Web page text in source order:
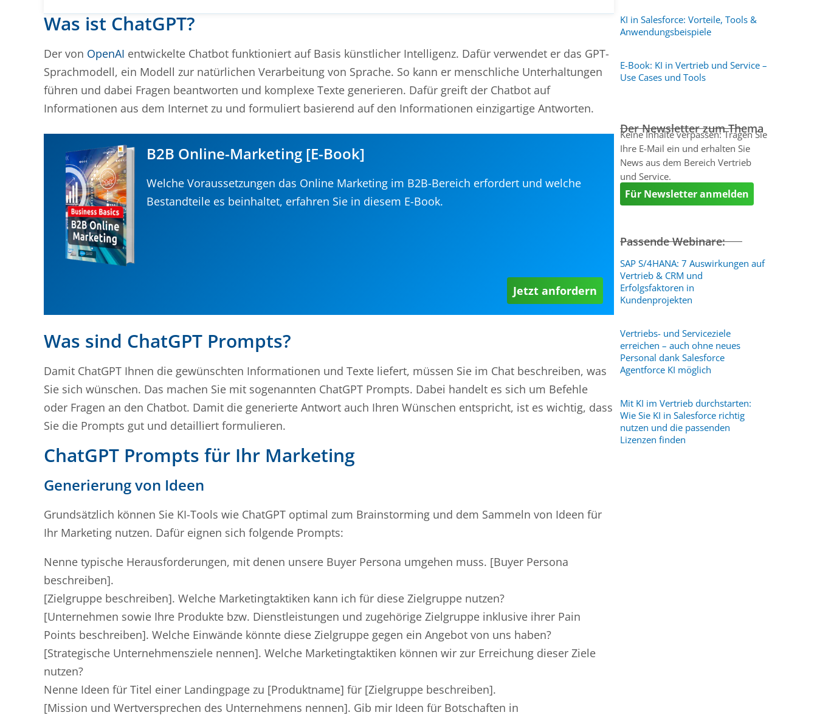
Was ist ChatGPT?
Der von OpenAI entwickelte Chatbot funktioniert auf Basis künstlicher Intelligenz. Dafür verwendet er das GPT-
Sprachmodell, ein Modell zur natürlichen Verarbeitung von Sprache. So kann er menschliche Unterhaltungen
führen und dabei Fragen beantworten und komplexe Texte generieren. Dafür greift der Chatbot auf
Informationen aus dem Internet zu und formuliert basierend auf den Informationen einzigartige Antworten.
B2B Online-Marketing [E-Book]
Welche Voraussetzungen das Online Marketing im B2B-Bereich erfordert und welche
Bestandteile es beinhaltet, erfahren Sie in diesem E-Book.
Jetzt anfordern
Was sind ChatGPT Prompts?
Damit ChatGPT Ihnen die gewünschten Informationen und Texte liefert, müssen Sie im Chat beschreiben, was
Sie sich wünschen. Das machen Sie mit sogenannten ChatGPT Prompts. Dabei handelt es sich um Befehle
oder Fragen an den Chatbot. Damit die generierte Antwort auch Ihren Wünschen entspricht, ist es wichtig, dass
Sie die Prompts gut und detailliert formulieren.
ChatGPT Prompts für Ihr Marketing
Generierung von Ideen
Grundsätzlich können Sie KI-Tools wie ChatGPT optimal zum Brainstorming und dem Sammeln von Ideen für
Ihr Marketing nutzen. Dafür eignen sich folgende Prompts:
Nenne typische Herausforderungen, mit denen unsere Buyer Persona umgehen muss. [Buyer Persona
beschreiben].
[Zielgruppe beschreiben]. Welche Marketingtaktiken kann ich für diese Zielgruppe nutzen?
[Unternehmen sowie Ihre Produkte bzw. Dienstleistungen und zugehörige Zielgruppe inklusive ihrer Pain
Points beschreiben]. Welche Einwände könnte diese Zielgruppe gegen ein Angebot von uns haben?
[Strategische Unternehmensziele nennen]. Welche Marketingtaktiken können wir zur Erreichung dieser Ziele
nutzen?
Nenne Ideen für Titel einer Landingpage zu [Produktname] für [Zielgruppe beschreiben].
[Mission und Wertversprechen des Unternehmens nennen]. Gib mir Ideen für Botschaften in
KI in Salesforce: Vorteile, Tools &
Anwendungsbeispiele
E-Book: KI in Vertrieb und Service –
Use Cases und Tools
Der Newsletter zum Thema
Keine Inhalte verpassen: Tragen Sie
Ihre E-Mail ein und erhalten Sie
News aus dem Bereich Vertrieb
und Service.
Für Newsletter anmelden
Passende Webinare:
SAP S/4HANA: 7 Auswirkungen auf
Vertrieb & CRM und
Erfolgsfaktoren in
Kundenprojekten
Vertriebs- und Serviceziele
erreichen – auch ohne neues
Personal dank Salesforce
Agentforce KI möglich
Mit KI im Vertrieb durchstarten:
Wie Sie KI in Salesforce richtig
nutzen und die passenden
Lizenzen finden